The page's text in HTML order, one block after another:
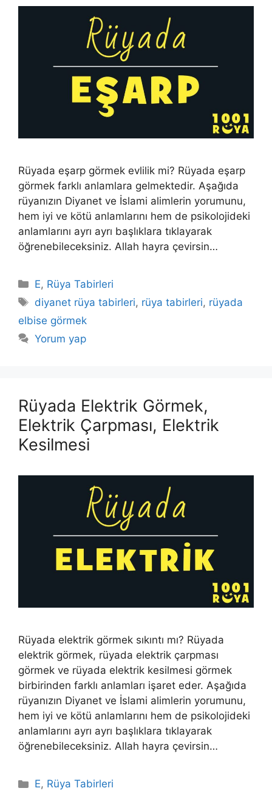
Rüyada eşarp görmek evlilik mi? Rüyada eşarp
görmek farklı anlamlara gelmektedir. Aşağıda
rüyanızın Diyanet ve İslami alimlerin yorumunu,
hem iyi ve kötü anlamlarını hem de psikolojideki
anlamlarını ayrı ayrı başlıklara tıklayarak
öğrenebileceksiniz. Allah hayra çevirsin…
Kategoriler
E, Rüya Tabirleri
Etiketler
diyanet rüya tabirleri, rüya tabirleri, rüyada
elbise görmek
Yorum yap
Rüyada Elektrik Görmek,
Elektrik Çarpması, Elektrik
Kesilmesi
Rüyada elektrik görmek sıkıntı mı? Rüyada
elektrik görmek, rüyada elektrik çarpması
görmek ve rüyada elektrik kesilmesi görmek
birbirinden farklı anlamları işaret eder. Aşağıda
rüyanızın Diyanet ve İslami alimlerin yorumunu,
hem iyi ve kötü anlamlarını hem de psikolojideki
anlamlarını ayrı ayrı başlıklara tıklayarak
öğrenebileceksiniz. Allah hayra çevirsin…
Kategoriler
E, Rüya Tabirleri